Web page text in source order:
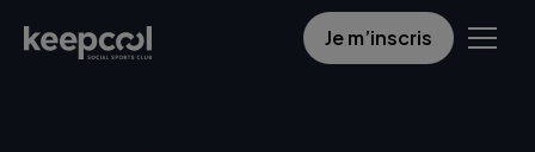
Je m’inscris